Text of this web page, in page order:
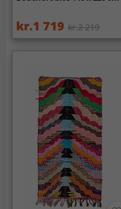
kr.1 719 kr.2 219